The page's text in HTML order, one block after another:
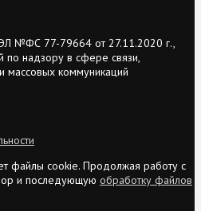
№ФС 77-79664 от 27.11.2020 г.,
надзору в сфере связи,
массовых коммуникаций
файлы cookie. Продолжая работу с
и последующую обработку файлов